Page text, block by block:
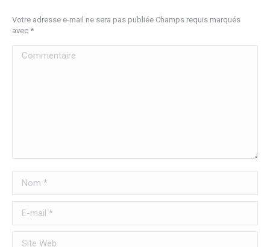
Votre adresse e-mail ne sera pas publiée Champs requis marqués
avec *
Commentaire
Nom *
E-mail *
Site Web